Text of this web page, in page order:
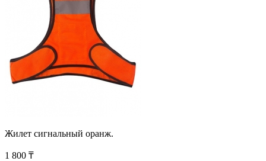
Жилет сигнальный оранж.
1 800 ₸